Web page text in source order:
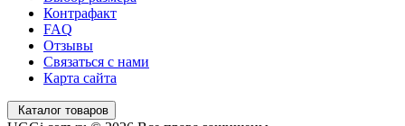
Контрафакт
FAQ
Отзывы
Связаться с нами
Карта сайта
Каталог товаров